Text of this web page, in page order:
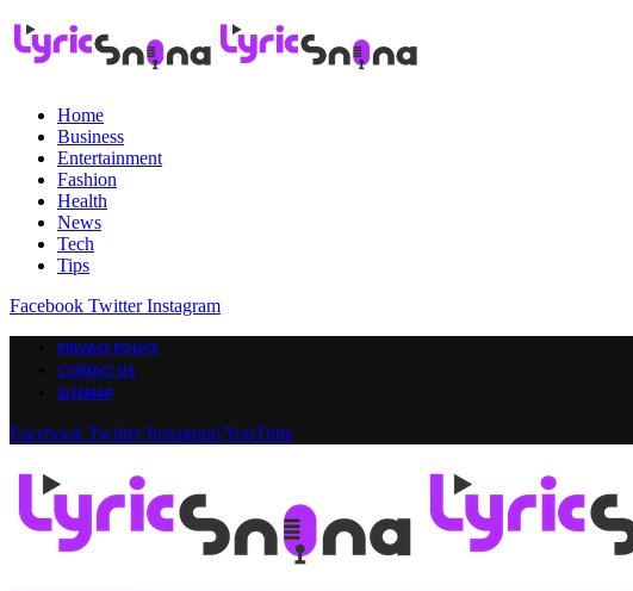
Home
Business
Entertainment
Fashion
Health
News
Tech
Tips
Facebook Twitter Instagram
PRIVACY POLICY
CONTACT US
SITEMAP
Facebook Twitter InstagramYouTube